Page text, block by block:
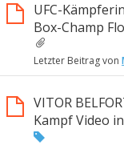
UFC-
Box-Champ
Letzter Beitrag von
VITOR
Kampf Video